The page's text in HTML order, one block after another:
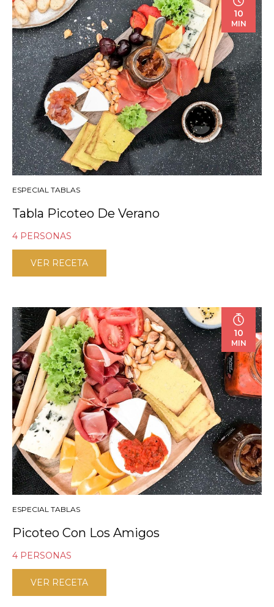
10
MIN
ESPECIAL TABLAS
Tabla Picoteo De Verano
4 PERSONAS
VER RECETA
10
MIN
ESPECIAL TABLAS
Picoteo Con Los Amigos
4 PERSONAS
VER RECETA